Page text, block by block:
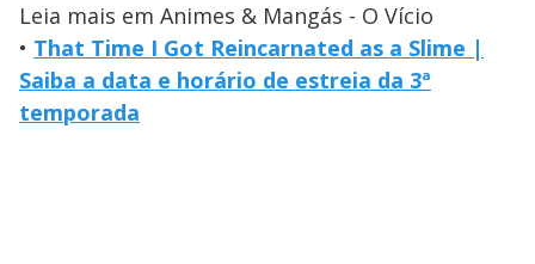
Leia mais em Animes & Mangás - O Vício
• That Time I Got Reincarnated as a Slime |
Saiba a data e horário de estreia da 3ª
temporada